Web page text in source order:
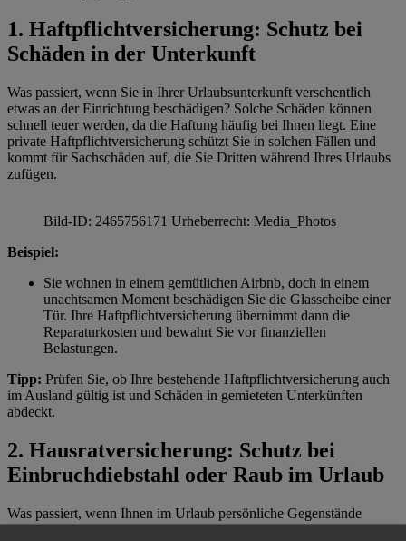
1. Haftpflichtversicherung: Schutz bei
Schäden in der Unterkunft
Was passiert, wenn Sie in Ihrer Urlaubsunterkunft versehentlich
etwas an der Einrichtung beschädigen? Solche Schäden können
schnell teuer werden, da die Haftung häufig bei Ihnen liegt. Eine
private Haftpflichtversicherung schützt Sie in solchen Fällen und
kommt für Sachschäden auf, die Sie Dritten während Ihres Urlaubs
zufügen.
Bild-ID: 2465756171 Urheberrecht: Media_Photos
Beispiel:
Sie wohnen in einem gemütlichen Airbnb, doch in einem
unachtsamen Moment beschädigen Sie die Glasscheibe einer
Tür. Ihre Haftpflichtversicherung übernimmt dann die
Reparaturkosten und bewahrt Sie vor finanziellen
Belastungen.
Tipp: Prüfen Sie, ob Ihre bestehende Haftpflichtversicherung auch
im Ausland gültig ist und Schäden in gemieteten Unterkünften
abdeckt.
2. Hausratversicherung: Schutz bei
Einbruchdiebstahl oder Raub im Urlaub
Was passiert, wenn Ihnen im Urlaub persönliche Gegenstände
gestohlen werden? Die Hausratversicherung kann hier helfen, sofern